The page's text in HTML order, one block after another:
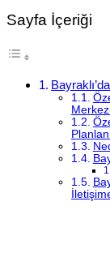
Sayfa İçeriği